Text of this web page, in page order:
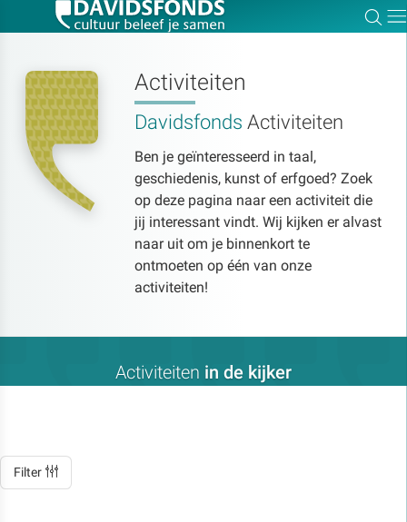
Activiteiten
Davidsfonds Activiteiten
Ben je geïnteresseerd in taal,
geschiedenis, kunst of erfgoed? Zoek
op deze pagina naar een activiteit die
jij interessant vindt. Wij kijken er alvast
naar uit om je binnenkort te
ontmoeten op één van onze
activiteiten!
Activiteiten in de kijker
Filter
Zoek:
Zoeken